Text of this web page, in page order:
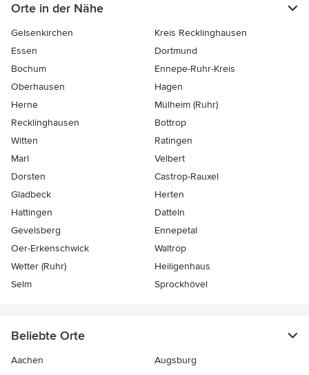
Orte in der Nähe
Gelsenkirchen
Kreis Recklinghausen
Essen
Dortmund
Bochum
Ennepe-Ruhr-Kreis
Oberhausen
Hagen
Herne
Mülheim (Ruhr)
Recklinghausen
Bottrop
Witten
Ratingen
Marl
Velbert
Dorsten
Castrop-Rauxel
Gladbeck
Herten
Hattingen
Datteln
Gevelsberg
Ennepetal
Oer-Erkenschwick
Waltrop
Wetter (Ruhr)
Heiligenhaus
Selm
Sprockhövel
Beliebte Orte
Aachen
Augsburg